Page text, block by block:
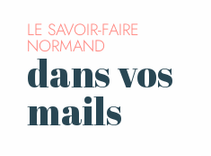
LE SAVOIR-FAIRE
NORMAND
dans vos
mails